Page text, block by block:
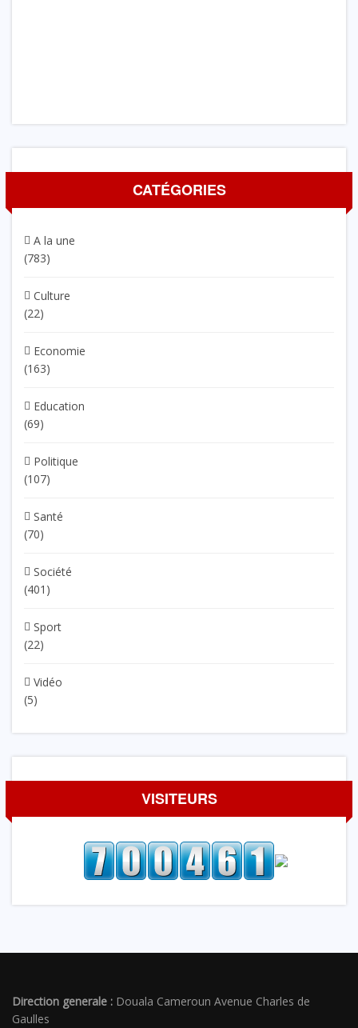
CATÉGORIES
A la une
(783)
Culture
(22)
Economie
(163)
Education
(69)
Politique
(107)
Santé
(70)
Société
(401)
Sport
(22)
Vidéo
(5)
VISITEURS
Direction generale : Douala Cameroun Avenue Charles de
Gaulles